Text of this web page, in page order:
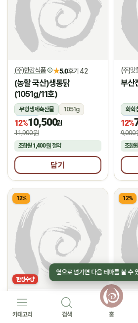
(주)한강식품 ★5.0후기 42
(농할 국산)생통닭
(1051g/11호)
무항생제축산물
1051g
냉장
12%10,500원
11,900원
조합원1,400원 절약
담기
(주)맛
부산
화학
냉
12%
9,000
조합원
12%
한정수량
선농생활 후기 1
순살통족발(400g)
12%
(주)네
유
카테고리 검색 홈
옆으로 넘기면 다음 테마를 볼 수